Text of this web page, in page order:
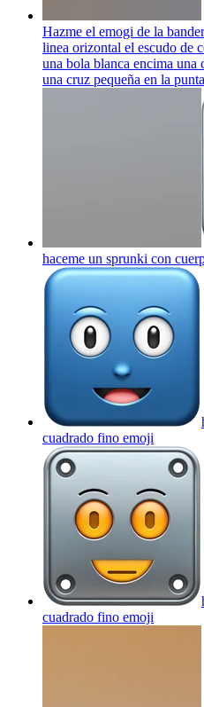
Hazme el emogi de la
linea orizontal el escudo de
una bola blanca encima
una cruz pequeña en la
haceme un sprunki con
cuadrado fino emoji
cuadrado fino emoji